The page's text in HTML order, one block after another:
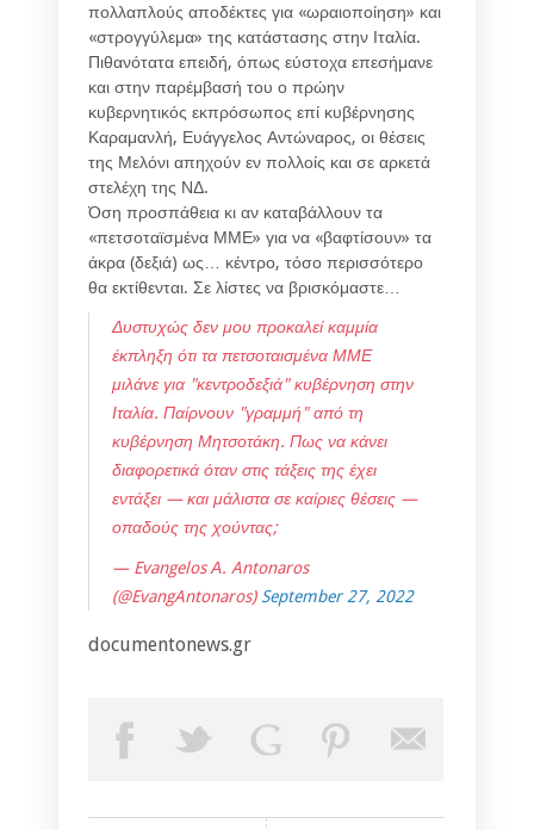
πολλαπλούς αποδέκτες για «ωραιοποίηση» και
«στρογγύλεμα» της κατάστασης στην Ιταλία.
Πιθανότατα επειδή, όπως εύστοχα επεσήμανε
και στην παρέμβασή του ο πρώην
κυβερνητικός εκπρόσωπος επί κυβέρνησης
Καραμανλή, Ευάγγελος Αντώναρος, οι θέσεις
της Μελόνι απηχούν εν πολλοίς και σε αρκετά
στελέχη της ΝΔ.
Όση προσπάθεια κι αν καταβάλλουν τα
«πετσοταϊσμένα ΜΜΕ» για να «βαφτίσουν» τα
άκρα (δεξιά) ως… κέντρο, τόσο περισσότερο
θα εκτίθενται. Σε λίστες να βρισκόμαστε…
Δυστυχώς δεν μου προκαλεί καμμία
έκπληξη ότι τα πετσοταισμένα ΜΜΕ
μιλάνε για "κεντροδεξιά" κυβέρνηση στην
Ιταλία. Παίρνουν "γραμμή" από τη
κυβέρνηση Μητσοτάκη. Πως να κάνει
διαφορετικά όταν στις τάξεις της έχει
εντάξει — και μάλιστα σε καίριες θέσεις —
οπαδούς της χούντας;
— Evangelos Α. Antonaros
(@EvangAntonaros) September 27, 2022
documentonews.gr